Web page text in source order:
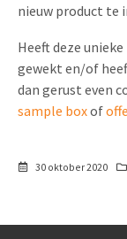
nieuw product te
Heeft deze
gewekt en/of
dan gerust even
sample boxof
30 oktober 2020